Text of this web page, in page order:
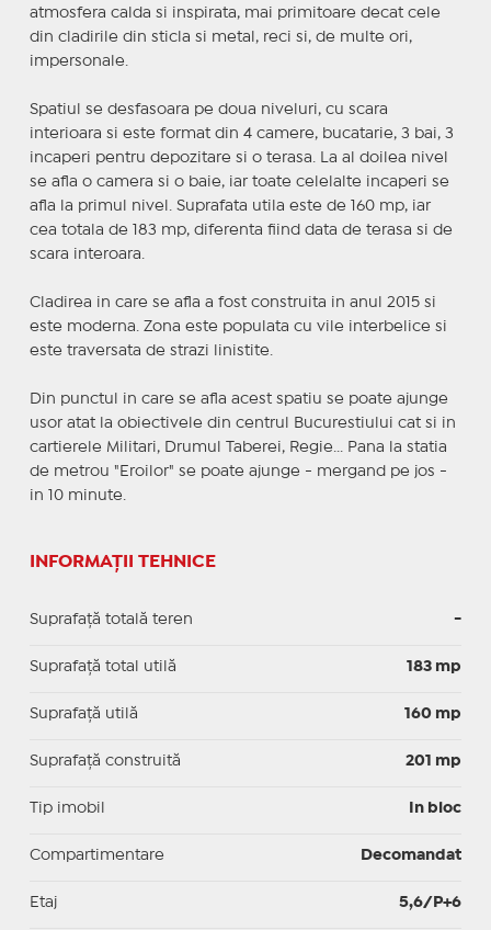
atmosfera calda si inspirata, mai primitoare decat cele
din cladirile din sticla si metal, reci si, de multe ori,
impersonale.
Spatiul se desfasoara pe doua niveluri, cu scara
interioara si este format din 4 camere, bucatarie, 3 bai, 3
incaperi pentru depozitare si o terasa. La al doilea nivel
se afla o camera si o baie, iar toate celelalte incaperi se
afla la primul nivel. Suprafata utila este de 160 mp, iar
cea totala de 183 mp, diferenta fiind data de terasa si de
scara interoara.
Cladirea in care se afla a fost construita in anul 2015 si
este moderna. Zona este populata cu vile interbelice si
este traversata de strazi linistite.
Din punctul in care se afla acest spatiu se poate ajunge
usor atat la obiectivele din centrul Bucurestiului cat si in
cartierele Militari, Drumul Taberei, Regie... Pana la statia
de metrou "Eroilor" se poate ajunge - mergand pe jos -
in 10 minute.
INFORMAȚII TEHNICE
Suprafață totală teren -
Suprafaţă total utilă 183 mp
Suprafaţă utilă 160 mp
Suprafaţă construită 201 mp
Tip imobil In bloc
Compartimentare Decomandat
Etaj 5,6/P+6